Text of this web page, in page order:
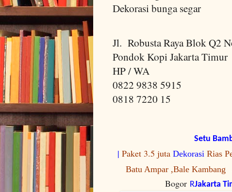
Dekorasi bunga segar
Jl. Robusta Raya Blok Q2
Pondok Kopi Jakarta Timur
HP / WA
0822 9838 5915
0818 7220 15
Setu
| Paket 3.5 juta Dekorasi Rias
Batu Ampar ,Bale Kambang
Bogor RJakarta